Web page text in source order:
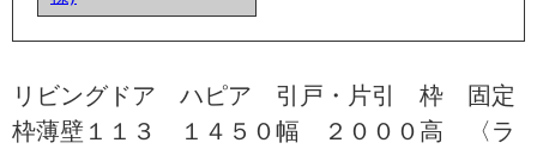
リビングドア ハピア 引戸・片引 枠 固定
枠薄壁１１３ １４５０幅 ２０００高 〈ラ